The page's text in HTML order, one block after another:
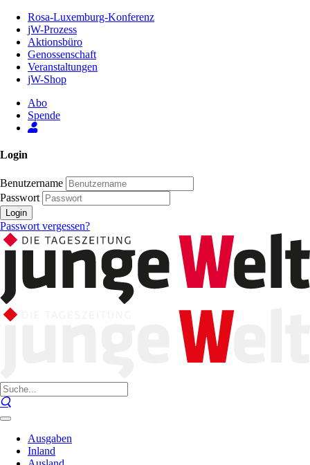
Inhalt
Seite
Rosa-Luxemburg-Konferenz
jW-Prozess
Aktionsbüro
Genossenschaft
Veranstaltungen
jW-Shop
Abo
Spende
Login
Benutzername
Passwort
Login
Passwort vergessen?
Ausgaben
Inland